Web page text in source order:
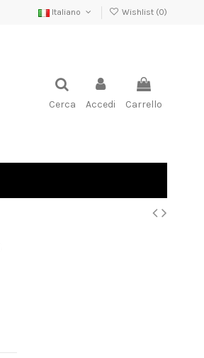
Italiano Wishlist (0)
Cerca Accedi Carrello